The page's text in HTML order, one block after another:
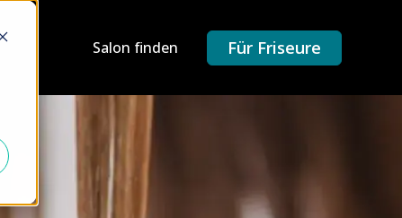
Salon finden Für Friseure